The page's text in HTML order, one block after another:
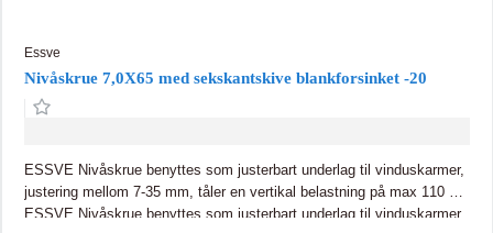
Essve
Nivåskrue 7,0X65 med sekskantskive blankforsinket -20
ESSVE Nivåskrue benyttes som justerbart underlag til vinduskarmer,
justering mellom 7-35 mm, tåler en vertikal belastning på max 110 kg
ESSVE Nivåskrue benyttes som justerbart underlag til vinduskarmer,